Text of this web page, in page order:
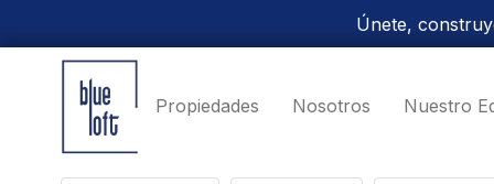
Únete,
Propiedades Nosotros Nuestro